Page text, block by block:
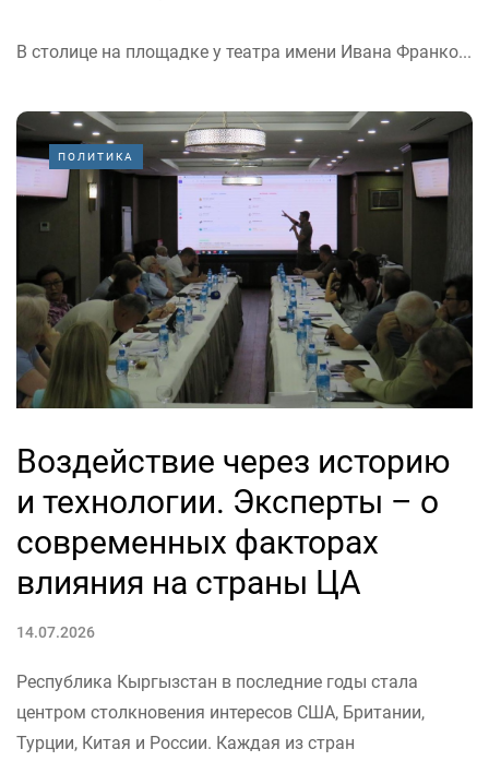
В столице на площадке у театра имени Ивана Франко...
ПОЛИТИКА
Воздействие через историю
и технологии. Эксперты – о
современных факторах
влияния на страны ЦА
14.07.2026
Республика Кыргызстан в последние годы стала
центром столкновения интересов США, Британии,
Турции, Китая и России. Каждая из стран